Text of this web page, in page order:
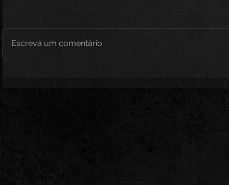
Escreva um comentário